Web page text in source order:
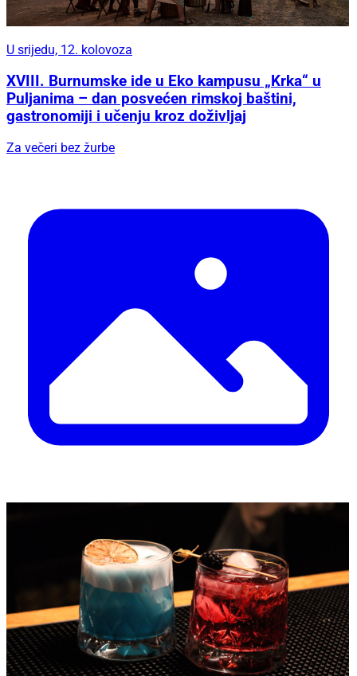
U srijedu, 12. kolovoza
XVIII. Burnumske ide u Eko kampusu „Krka“ u
Puljanima – dan posvećen rimskoj baštini,
gastronomiji i učenju kroz doživljaj
Za večeri bez žurbe